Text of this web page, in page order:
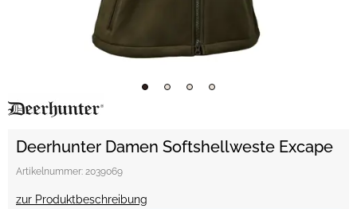
Deerhunter Damen Softshellweste Excape
Artikelnummer: 2039069
zur Produktbeschreibung